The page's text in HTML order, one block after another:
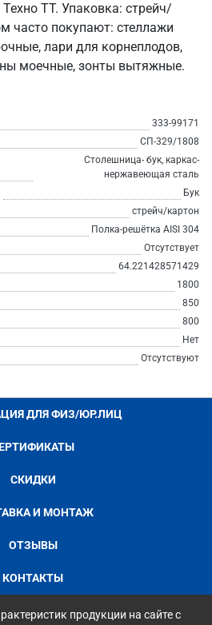
ТТ. Упаковка: стрейч/
часто покупают: стеллажи
лари для корнеплодов,
моечные, зонты вытяжные.
333-99171
СП-329/1808
Столешница- бук, каркас-
нержавеющая сталь
Бук
стрейч/картон
Полка-решётка AISI 304
Отсутствует
64.221428571429
1800
850
800
Нет
Отсутствуют
ДЛЯ ФИЗ/ЮР.ЛИЦ
СКИДКИ
И МОНТАЖ
ОТЗЫВЫ
КОНТАКТЫ
продукции на сайте с